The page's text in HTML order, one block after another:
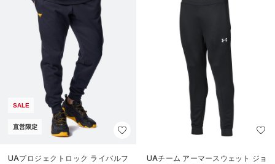
SALE
直営限定
UAプロジェクトロック ライバルフ
UAチーム アーマースウェット ジョ